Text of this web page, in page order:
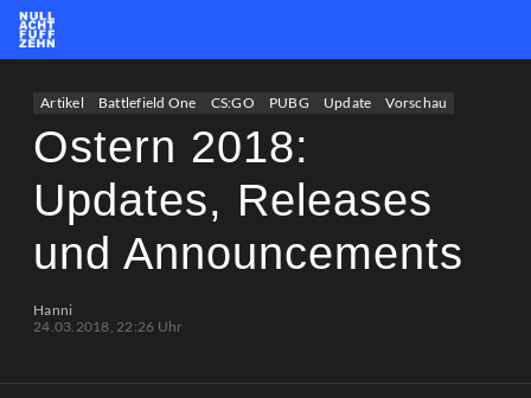
Artikel Battlefield One CS:GO PUBG Update Vorschau
Ostern 2018:
Updates, Releases
und Announcements
Hanni
24.03.2018, 22:26 Uhr